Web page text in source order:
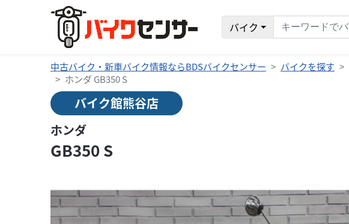
バイク
中古バイク・新車バイク情報ならBDSバイクセンサー バイクを探す
ホンダ GB350 S
バイク館熊谷店
ホンダ
GB350 S